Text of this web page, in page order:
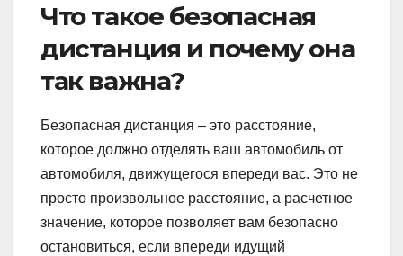
Что такое безопасная
дистанция и почему она
так важна?
Безопасная дистанция – это расстояние,
которое должно отделять ваш автомобиль от
автомобиля, движущегося впереди вас. Это не
просто произвольное расстояние, а расчетное
значение, которое позволяет вам безопасно
остановиться, если впереди идущий